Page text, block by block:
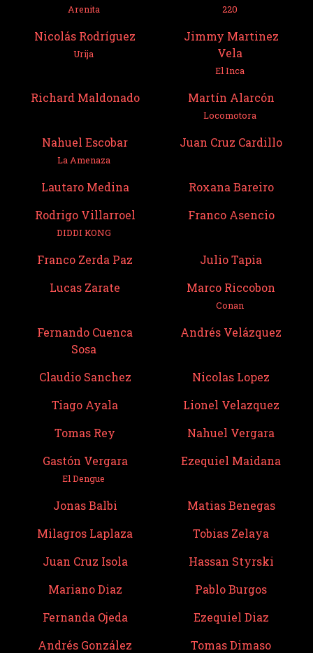
Arenita 220
Nicolás Rodríguez
Urija
Jimmy Martinez
Vela
El Inca
Richard Maldonado Martín Alarcón
Locomotora
Nahuel Escobar
La Amenaza
Juan Cruz Cardillo
Lautaro Medina
Roxana Bareiro
Rodrigo Villarroel
DIDDI KONG
Franco Asencio
Franco Zerda Paz
Julio Tapia
Lucas Zarate
Marco Riccobon
Conan
Fernando Cuenca
Sosa
Andrés Velázquez
Claudio Sanchez
Nicolas Lopez
Tiago Ayala
Lionel Velazquez
Tomas Rey
Nahuel Vergara
Gastón Vergara
El Dengue
Ezequiel Maidana
Jonas Balbi
Matias Benegas
Milagros Laplaza
Tobias Zelaya
Juan Cruz Isola
Hassan Styrski
Mariano Diaz
Pablo Burgos
Fernanda Ojeda
Ezequiel Diaz
Andrés González
Tomas Dimaso